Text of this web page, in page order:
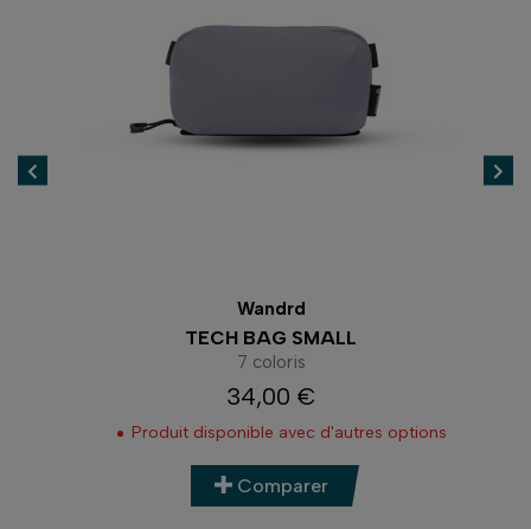
Wandrd
TECH BAG SMALL
7 coloris
Prix
34,00 €
Produit disponible avec d'autres options
Comparer